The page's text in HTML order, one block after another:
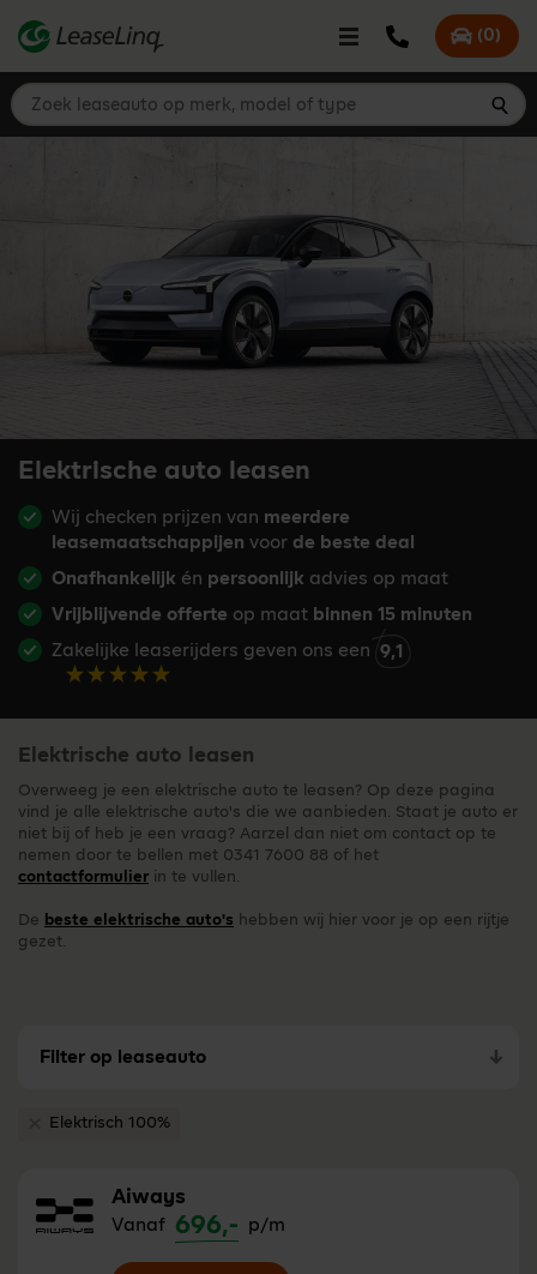
Bel LeaseLinq
Mijn
(0)
Zoek leaseauto op merk, model of type
Elektrische auto leasen
Wij checken prijzen van meerdere
leasemaatschappijen voor de beste deal
Onafhankelijk én persoonlijk advies op maat
Vrijblijvende offerte op maat binnen 15 minuten
Zakelijke leaserijders geven ons een 9,1
Elektrische auto leasen
Overweeg je een elektrische auto te leasen? Op deze pagina
vind je alle elektrische auto's die we aanbieden. Staat je auto er
niet bij of heb je een vraag? Aarzel dan niet om contact op te
nemen door te bellen met 0341 7600 88 of het
contactformulier in te vullen.
De beste elektrische auto's hebben wij hier voor je op een rijtje
gezet.
Filter op leaseauto
Verwijder filter Elektrisch 100%
Elektrisch 100%
Aiways
Vanaf 696,- p/m